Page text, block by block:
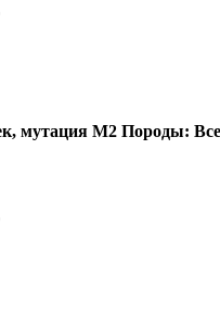
мутация M2 Породы: Все